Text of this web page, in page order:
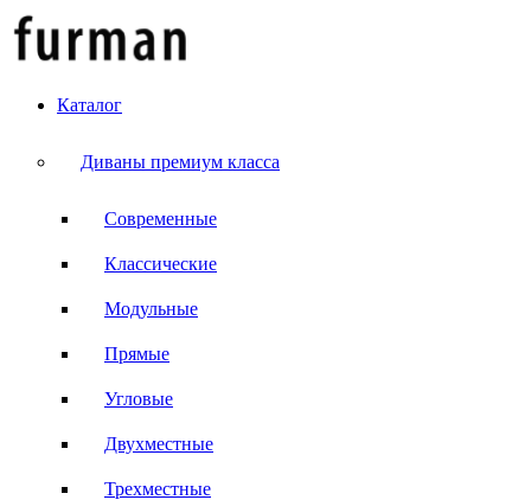
Каталог
Диваны премиум класса
Современные
Классические
Модульные
Прямые
Угловые
Двухместные
Трехместные